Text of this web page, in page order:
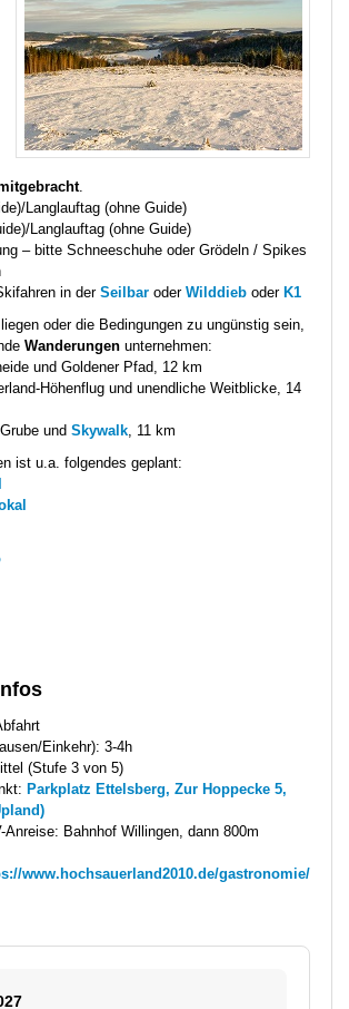
.
Langlauftag (ohne Guide)
Langlauftag (ohne Guide)
– bitte Schneeschuhe oder Grödeln / Spikes
in der Seilbar oder Wilddieb oder K1
liegen oder die Bedingungen zu ungünstig sein,
Wanderungen unternehmen:
und Goldener Pfad, 12 km
Höhenflug und unendliche Weitblicke, 14
und Skywalk , 11 km
ist u.a. folgendes geplant:
Einkehr): 3-4h
(Stufe 3 von 5)
Parkplatz Ettelsberg, Zur Hoppecke 5,
Anreise: Bahnhof Willingen, dann 800m
www.hochsauerland2010.de/gastronomie/